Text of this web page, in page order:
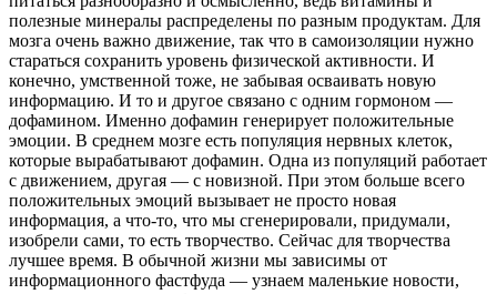
полезные минералы распределены по разным продуктам. Для
мозга очень важно движение, так что в самоизоляции нужно
стараться сохранить уровень физической активности. И
конечно, умственной тоже, не забывая осваивать новую
информацию. И то и другое связано с одним гормоном —
дофамином. Именно дофамин генерирует положительные
эмоции. В среднем мозге есть популяция нервных клеток,
которые вырабатывают дофамин. Одна из популяций работает
с движением, другая — с новизной. При этом больше всего
положительных эмоций вызывает не просто новая
информация, а что-то, что мы сгенерировали, придумали,
изобрели сами, то есть творчество. Сейчас для творчества
лучшее время. В обычной жизни мы зависимы от
информационного фастфуда — узнаем маленькие новости,